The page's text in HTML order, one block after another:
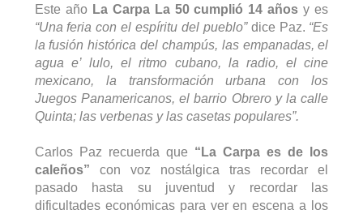
Este año La Carpa La 50 cumplió 14 años
“Una feria con el espíritu del pueblo” dice Paz. “Es
la fusión histórica del champús, las empanadas, el
agua e’ lulo, el ritmo cubano, la radio, el cine
mexicano, la transformación urbana con los
Juegos Panamericanos, el barrio Obrero y la calle
Quinta; las verbenas y las casetas populares”.
Carlos Paz recuerda que “La Carpa es de los
caleños” con voz nostálgica tras recordar el
pasado hasta su juventud y recordar las
dificultades económicas para ver en escena a los